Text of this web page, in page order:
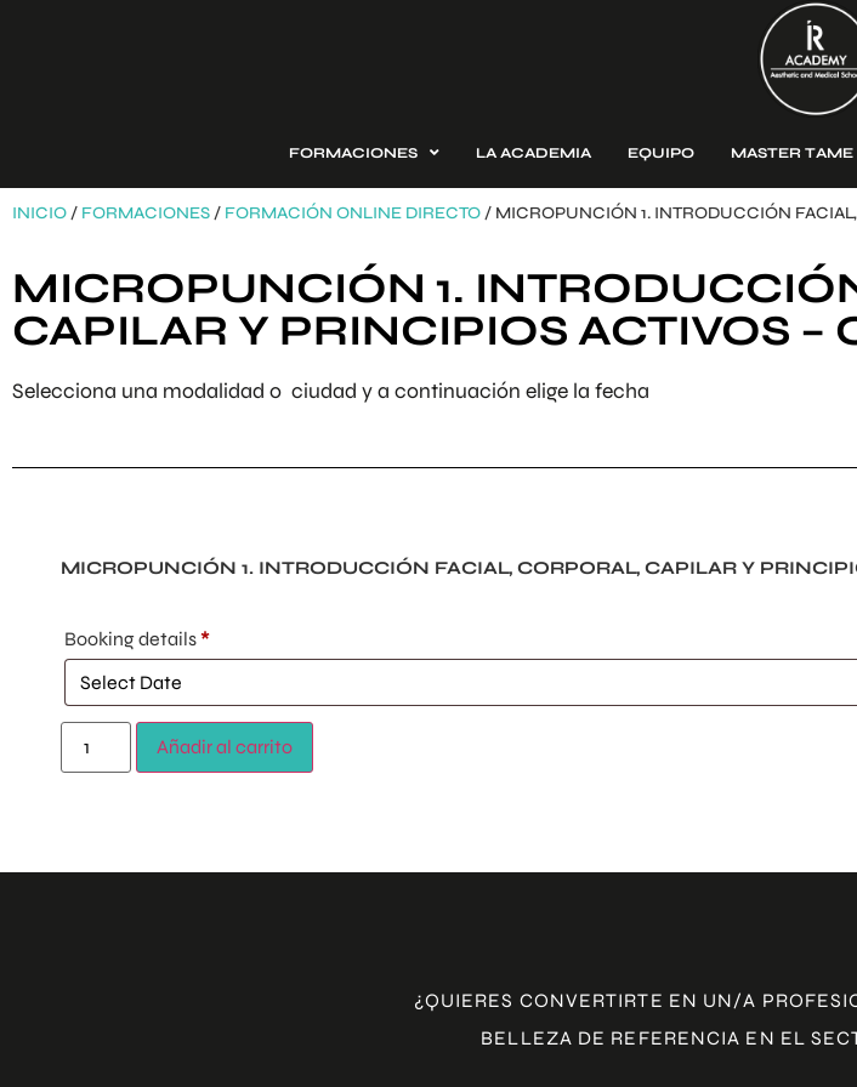
FORMACIONES LA ACADEMIA EQUIPO MASTER TAME
INICIO / FORMACIONES / FORMACIÓN ONLINE DIRECTO / MICROPUNCIÓN 1. INTRODUCCIÓN
MICROPUNCIÓN 1.
CAPILAR Y PRINCIPIOS ACTIVOS –
Selecciona una modalidad o ciudad y a continuación elige la fecha
MICROPUNCIÓN 1. INTRODUCCIÓN FACIAL, CORPORAL, CAPILAR Y
Booking details*
Añadir al carrito
¿QUIERES CONVERTIRTE EN UN/A
BELLEZA DE REFERENCIA EN EL